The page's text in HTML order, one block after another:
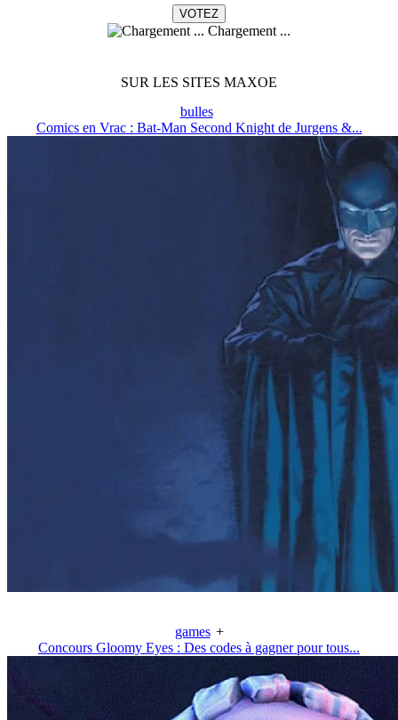
Chargement ...
SUR LES SITES MAXOE
bulles
Comics en Vrac : Bat-Man Second Knight de Jurgens &...
games +
Concours Gloomy Eyes : Des codes à gagner pour tous...